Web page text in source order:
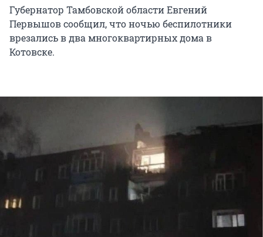
Губернатор Тамбовской области Евгений
Первышов сообщил, что ночью беспилотники
врезались в два многоквартирных дома в
Котовске.